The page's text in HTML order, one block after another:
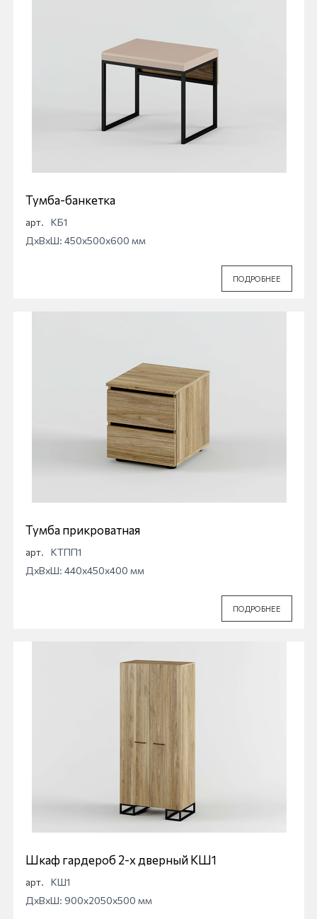
Тумба-банкетка
арт.
КБ1
ДхВхШ: 450x500x600 мм
ПОДРОБНЕЕ
Тумба прикроватная
арт.
КТПП1
ДхВхШ: 440x450x400 мм
ПОДРОБНЕЕ
Шкаф гардероб 2-х дверный КШ1
арт.
КШ1
ДхВхШ: 900x2050x500 мм